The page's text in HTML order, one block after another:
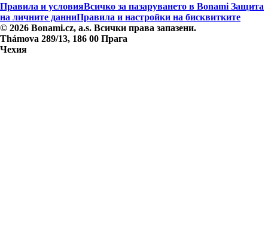
Правила и условияВсичко за пазаруването в Bonami Защита
на личните данниПравила и настройки на бисквитките
© 2026 Bonami.cz, a.s. Всички права запазени.
Thámova 289/13, 186 00 Прага
Чехия